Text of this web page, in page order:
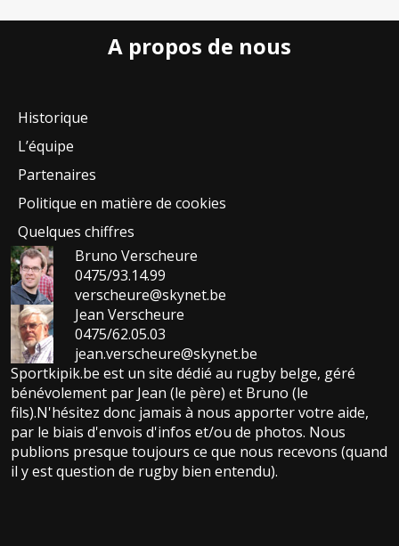
A propos de nous
Historique
L’équipe
Partenaires
Politique en matière de cookies
Quelques chiffres
Bruno Verscheure
0475/93.14.99
verscheure@skynet.be
Jean Verscheure
0475/62.05.03
jean.verscheure@skynet.be
Sportkipik.be est un site dédié au rugby belge, géré
bénévolement par Jean (le père) et Bruno (le
fils).N'hésitez donc jamais à nous apporter votre aide,
par le biais d'envois d'infos et/ou de photos. Nous
publions presque toujours ce que nous recevons (quand
il y est question de rugby bien entendu).